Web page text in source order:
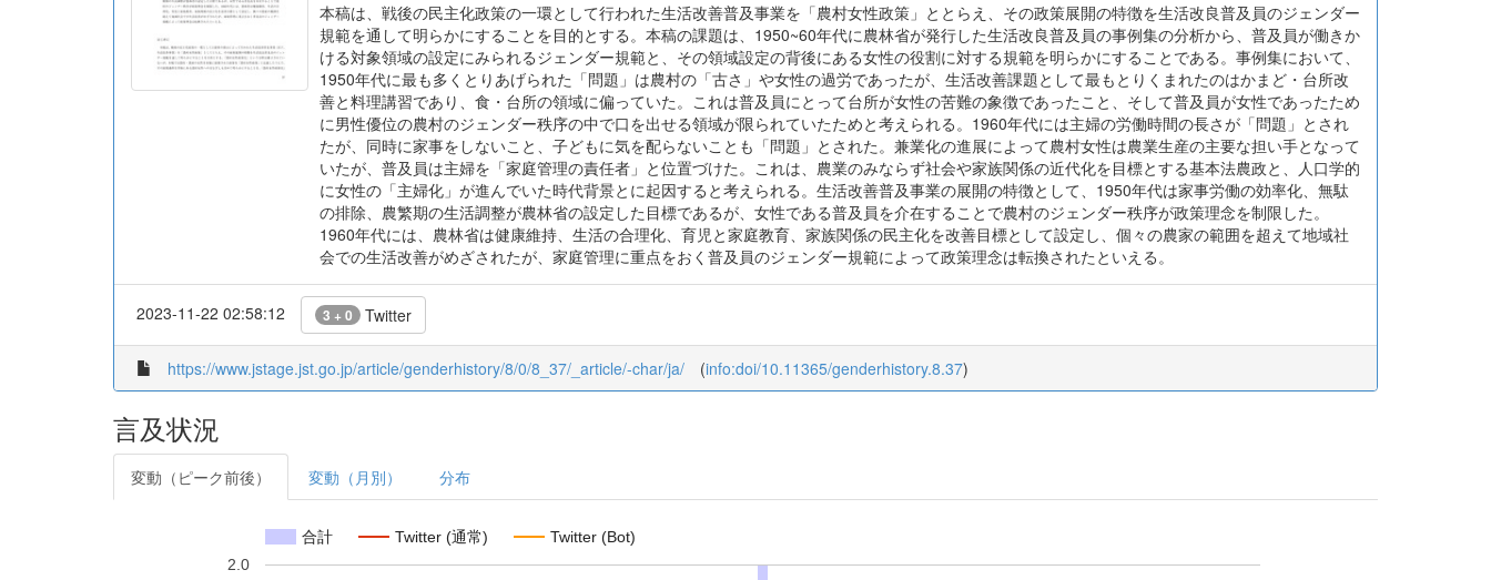
本稿は、戦後の民主化政策の一環として行われた生活改善普及事業を「農村女性政策」ととらえ、その政策展開の特徴を生活改良普及員のジェンダー
規範を通して明らかにすることを目的とする。本稿の課題は、1950~60年代に農林省が発行した生活改良普及員の事例集の分析から、普及員が働きか
ける対象領域の設定にみられるジェンダー規範と、その領域設定の背後にある女性の役割に対する規範を明らかにすることである。事例集において、
1950年代に最も多くとりあげられた「問題」は農村の「古さ」や女性の過労であったが、生活改善課題として最もとりくまれたのはかまど・台所改
善と料理講習であり、食・台所の領域に偏っていた。これは普及員にとって台所が女性の苦難の象徴であったこと、そして普及員が女性であったため
に男性優位の農村のジェンダー秩序の中で口を出せる領域が限られていたためと考えられる。1960年代には主婦の労働時間の長さが「問題」とされ
たが、同時に家事をしないこと、子どもに気を配らないことも「問題」とされた。兼業化の進展によって農村女性は農業生産の主要な担い手となって
いたが、普及員は主婦を「家庭管理の責任者」と位置づけた。これは、農業のみならず社会や家族関係の近代化を目標とする基本法農政と、人口学的
に女性の「主婦化」が進んでいた時代背景とに起因すると考えられる。生活改善普及事業の展開の特徴として、1950年代は家事労働の効率化、無駄
の排除、農繁期の生活調整が農林省の設定した目標であるが、女性である普及員を介在することで農村のジェンダー秩序が政策理念を制限した。
1960年代には、農林省は健康維持、生活の合理化、育児と家庭教育、家族関係の民主化を改善目標として設定し、個々の農家の範囲を超えて地域社
会での生活改善がめざされたが、家庭管理に重点をおく普及員のジェンダー規範によって政策理念は転換されたといえる。
2023-11-22 02:58:12 3 + 0 Twitter
https://www.jstage.jst.go.jp/article/genderhistory/8/0/8_37/_article/-char/ja/ (info:doi/10.11365/genderhistory.8.37)
言及状況
変動（ピーク前後） 変動（月別） 分布
合計 Twitter (通常) Twitter (Bot)
2.0